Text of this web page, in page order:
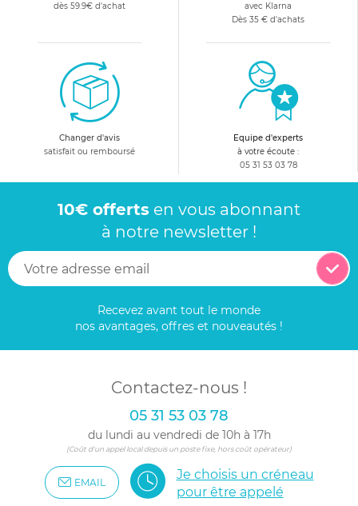
dès 59.9€ d'achat
avec Klarna
Dès 35 € d'achats
Changer d'avis
satisfait ou remboursé
Equipe d'experts
à votre écoute :
05 31 53 03 78
10€ offerts en vous abonnant
à notre newsletter !
Recevez avant tout le monde
nos avantages, offres et nouveautés !
Contactez-nous !
05 31 53 03 78
du lundi au vendredi de 10h à 17h
(Coût d'un appel local depuis un poste fixe, hors coût opérateur)
EMAIL
Je choisis un créneau
pour être appelé